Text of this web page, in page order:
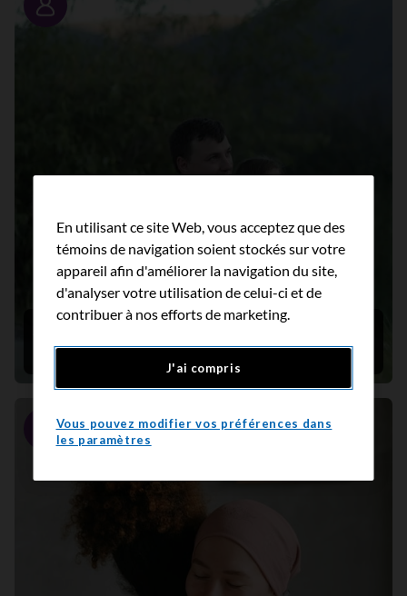
Portrait
traitement contre le cancer
Portrait
En utilisant ce site Web, vous acceptez que des
témoins de navigation soient stockés sur votre
appareil afin d'améliorer la navigation du site,
d'analyser votre utilisation de celui-ci et de
contribuer à nos efforts de marketing.
J'ai compris
Vous pouvez modifier vos préférences dans
les paramètres